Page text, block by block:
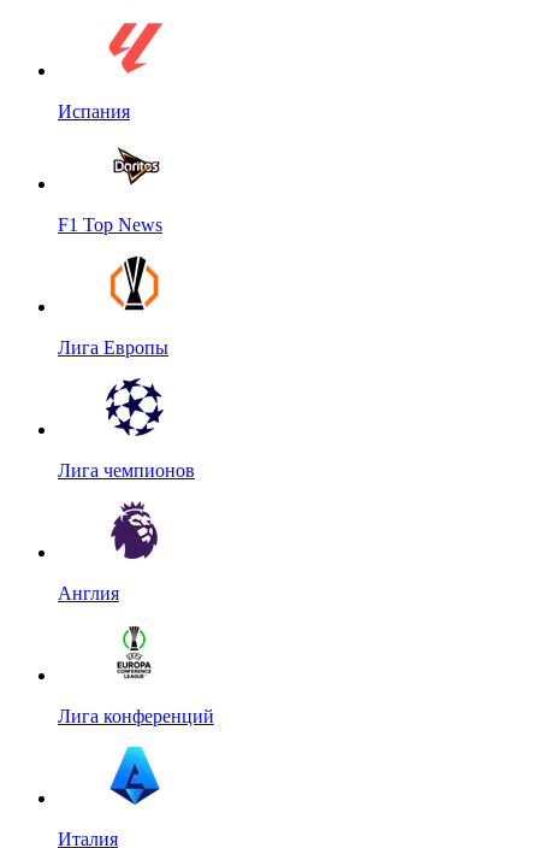
Испания
F1 Top News
Лига Европы
Лига чемпионов
Англия
Лига конференций
Италия